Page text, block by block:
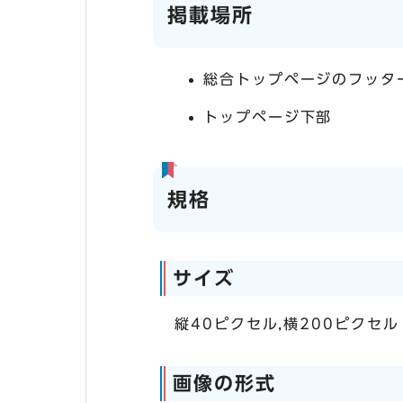
掲載場所
総合トップページのフッタ
トップページ下部
規格
サイズ
縦40ピクセル,横200ピクセル
画像の形式